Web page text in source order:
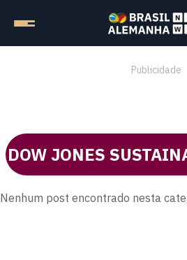
Publicidade
DOW JONES
Nenhum post encontrado nesta